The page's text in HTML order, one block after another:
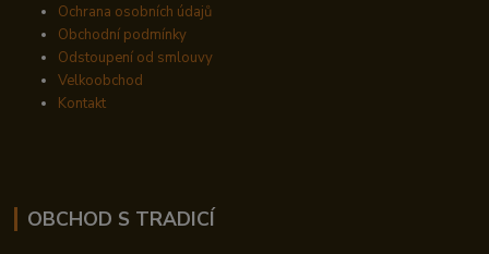
Ochrana osobních údajů
Obchodní podmínky
Odstoupení od smlouvy
Velkoobchod
Kontakt
OBCHOD S TRADICÍ